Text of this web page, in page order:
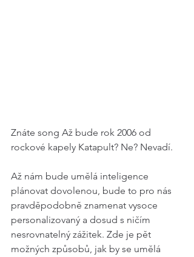
Znáte song Až bude rok 2006 od
rockové kapely Katapult? Ne? Nevadí.
Až nám bude umělá inteligence
plánovat dovolenou, bude to pro nás
pravděpodobně znamenat vysoce
personalizovaný a dosud s ničím
nesrovnatelný zážitek. Zde je pět
možných způsobů, jak by se umělá